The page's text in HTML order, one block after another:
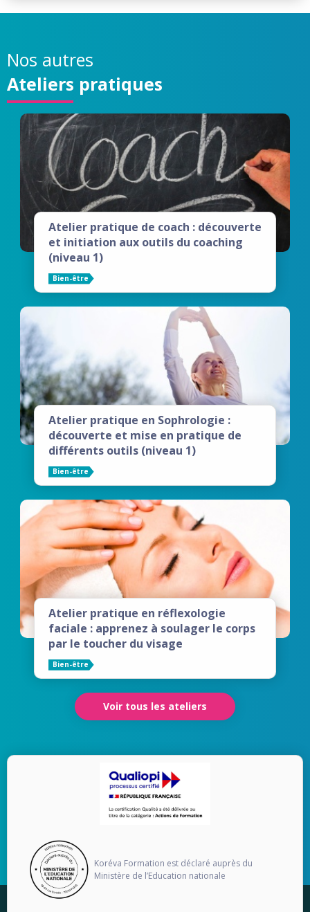
Nos autres
Ateliers pratiques
Atelier pratique de coach : découverte
et initiation aux outils du coaching
(niveau 1)
Bien-être
Atelier pratique en Sophrologie :
découverte et mise en pratique de
différents outils (niveau 1)
Bien-être
Atelier pratique en réflexologie
faciale : apprenez à soulager le corps
par le toucher du visage
Bien-être
Voir tous les ateliers
Koréva Formation est déclaré auprès du
Ministère de l’Education nationale